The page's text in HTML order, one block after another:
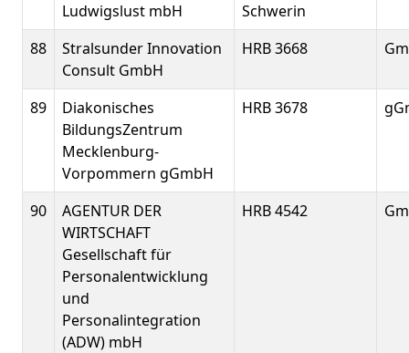
Ludwigslust mbH
Schwerin
88
Stralsunder Innovation
Consult GmbH
HRB 3668
89
Diakonisches
BildungsZentrum
Mecklenburg-
Vorpommern gGmbH
HRB 3678
90
AGENTUR DER
WIRTSCHAFT
Gesellschaft für
Personalentwicklung
und
Personalintegration
(ADW) mbH
HRB 4542